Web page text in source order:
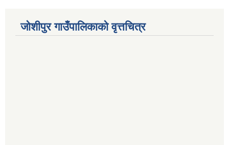
जोशीपुर गाउँपालिकाको वृत्तचित्र